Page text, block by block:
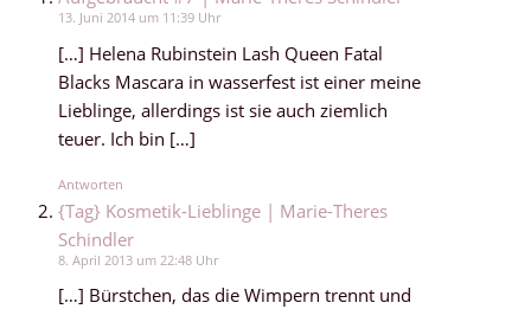
13. Juni 2014 um 11:39 Uhr
[…] Helena Rubinstein Lash Queen Fatal
Blacks Mascara in wasserfest ist einer meine
Lieblinge, allerdings ist sie auch ziemlich
teuer. Ich bin […]
Antworten
{Tag} Kosmetik-Lieblinge | Marie-Theres
Schindler
8. April 2013 um 22:48 Uhr
[…] Bürstchen, das die Wimpern trennt und